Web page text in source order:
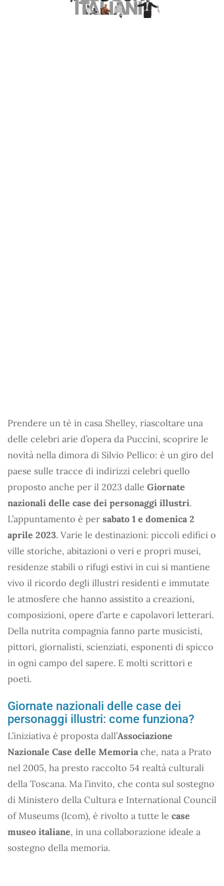
Prendere un tè in casa Shelley, riascoltare una
delle celebri arie d’opera da Puccini, scoprire le
novità nella dimora di Silvio Pellico: è un giro del
paese sulle tracce di indirizzi celebri quello
proposto anche per il 2023 dalle Giornate
nazionali delle case dei personaggi illustri.
L’appuntamento è per sabato 1 e domenica 2
aprile 2023. Varie le destinazioni: piccoli edifici o
ville storiche, abitazioni o veri e propri musei,
residenze stabili o rifugi estivi in cui si mantiene
vivo il ricordo degli illustri residenti e immutate
le atmosfere che hanno assistito a creazioni,
composizioni, opere d’arte e capolavori letterari.
Della nutrita compagnia fanno parte musicisti,
pittori, giornalisti, scienziati, esponenti di spicco
in ogni campo del sapere. E molti scrittori e
poeti.
Giornate nazionali delle case dei
personaggi illustri: come funziona?
L’iniziativa è proposta dall’Associazione
Nazionale Case delle Memoria che, nata a Prato
nel 2005, ha presto raccolto 54 realtà culturali
della Toscana. Ma l’invito, che conta sul sostegno
di Ministero della Cultura e International Council
of Museums (Icom), è rivolto a tutte le case
museo italiane, in una collaborazione ideale a
sostegno della memoria.